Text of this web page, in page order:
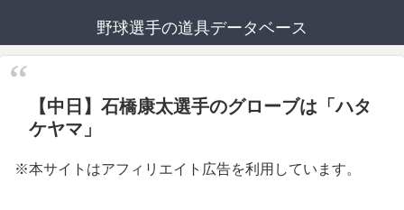
野球選手の道具データベース
【中日】石橋康太選手のグローブは「ハタ
ケヤマ」
※本サイトはアフィリエイト広告を利用しています。